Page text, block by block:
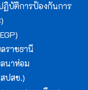
ฏิบัติการป้องกันการ
ราชธานี
นาห่อม
ปสช.)